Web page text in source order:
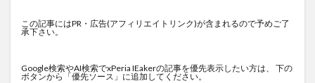
この記事にはPR・広告(アフィリエイトリンク)が含まれるので予めご了
承下さい。
Google検索やAI検索でxPeria IEakerの記事を優先表示したい方は、 下の
ボタンから「優先ソース」に追加してください。